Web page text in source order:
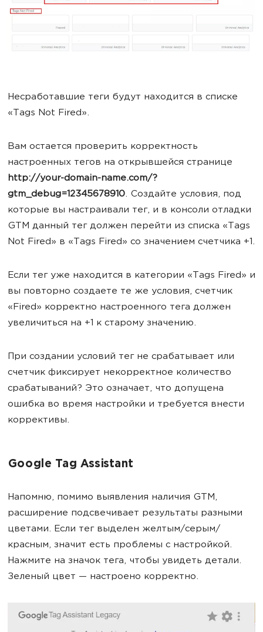
Несработавшие теги будут находится в списке
«Tags Not Fired».
Вам остается проверить корректность
настроенных тегов на открывшейся странице
http://your-domain-name.com/?
gtm_debug=12345678910. Создайте условия, под
которые вы настраивали тег, и в консоли отладки
GTM данный тег должен перейти из списка «Tags
Not Fired» в «Tags Fired» со значением счетчика +1.
Если тег уже находится в категории «Tags Fired» и
вы повторно создаете те же условия, счетчик
«Fired» корректно настроенного тега должен
увеличиться на +1 к старому значению.
При создании условий тег не срабатывает или
счетчик фиксирует некорректное количество
срабатываний? Это означает, что допущена
ошибка во время настройки и требуется внести
коррективы.
Google Tag Assistant
Напомню, помимо выявления наличия GTM,
расширение подсвечивает результаты разными
цветами. Если тег выделен желтым/серым/
красным, значит есть проблемы с настройкой.
Нажмите на значок тега, чтобы увидеть детали.
Зеленый цвет — настроено корректно.